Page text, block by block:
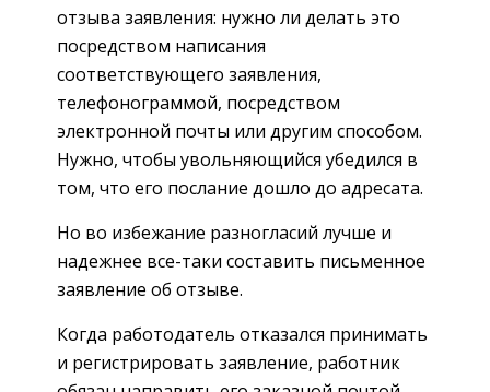
отзыва заявления: нужно ли делать это
посредством написания
соответствующего заявления,
телефонограммой, посредством
электронной почты или другим способом.
Нужно, чтобы увольняющийся убедился в
том, что его послание дошло до адресата.
Но во избежание разногласий лучше и
надежнее все-таки составить письменное
заявление об отзыве.
Когда работодатель отказался принимать
и регистрировать заявление, работник